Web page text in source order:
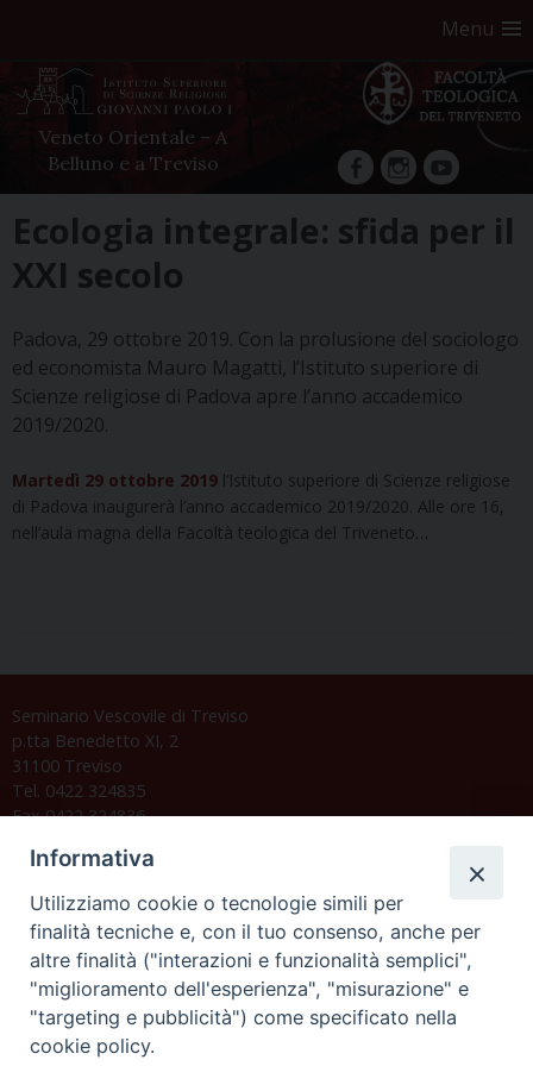
Menu
Veneto Orientale – A
Belluno e a Treviso
facebookInstagram
YouTube
content
Ecologia integrale: sfida per il
XXI secolo
Padova, 29 ottobre 2019. Con la prolusione del sociologo
ed economista Mauro Magatti, l’Istituto superiore di
Scienze religiose di Padova apre l’anno accademico
2019/2020.
Martedì 29 ottobre 2019 l’Istituto superiore di Scienze religiose
di Padova inaugurerà l’anno accademico 2019/2020. Alle ore 16,
nell’aula magna della Facoltà teologica del Triveneto…
Seminario Vescovile di Treviso
p.tta Benedetto XI, 2
31100 Treviso
Tel. 0422 324835
Fax 0422 324836
C.F. 94004060268
Orario di segreteria
Lunedì 17.30-19.30
Martedì 17.30-19.30
Informativa
Utilizziamo cookie o tecnologie simili per
finalità tecniche e, con il tuo consenso, anche per
altre finalità ("interazioni e funzionalità semplici",
"miglioramento dell'esperienza", "misurazione" e
"targeting e pubblicità") come specificato nella
cookie policy.